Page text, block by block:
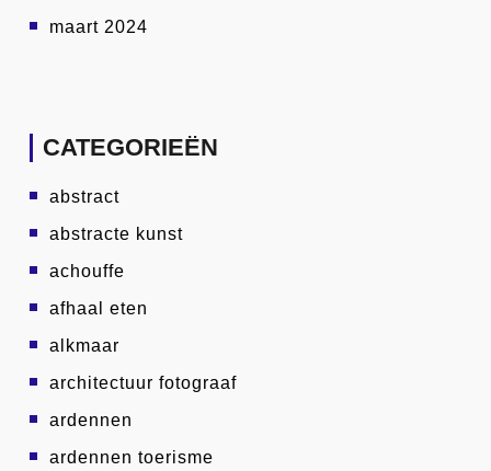
maart 2024
CATEGORIEËN
abstract
abstracte kunst
achouffe
afhaal eten
alkmaar
architectuur fotograaf
ardennen
ardennen toerisme